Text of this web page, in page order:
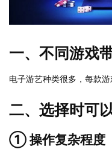
一、不同游戏
电子游艺种类很多，每款游
二、选择时可
① 操作复杂程度